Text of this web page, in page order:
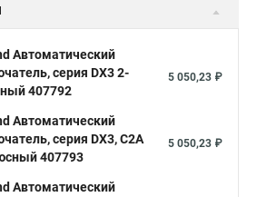
Автоматический
серия DX3 2-
407792
5 050,23 ₽
Автоматический
серия DX3, С2A
407793
5 050,23 ₽
Автоматический